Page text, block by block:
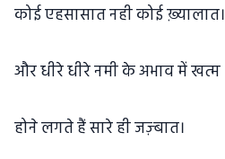
कोई एहसासात नही कोई ख़्यालात।
और धीरे धीरे नमी के अभाव में खत्म
होने लगते हैं सारे ही जज़्बात।